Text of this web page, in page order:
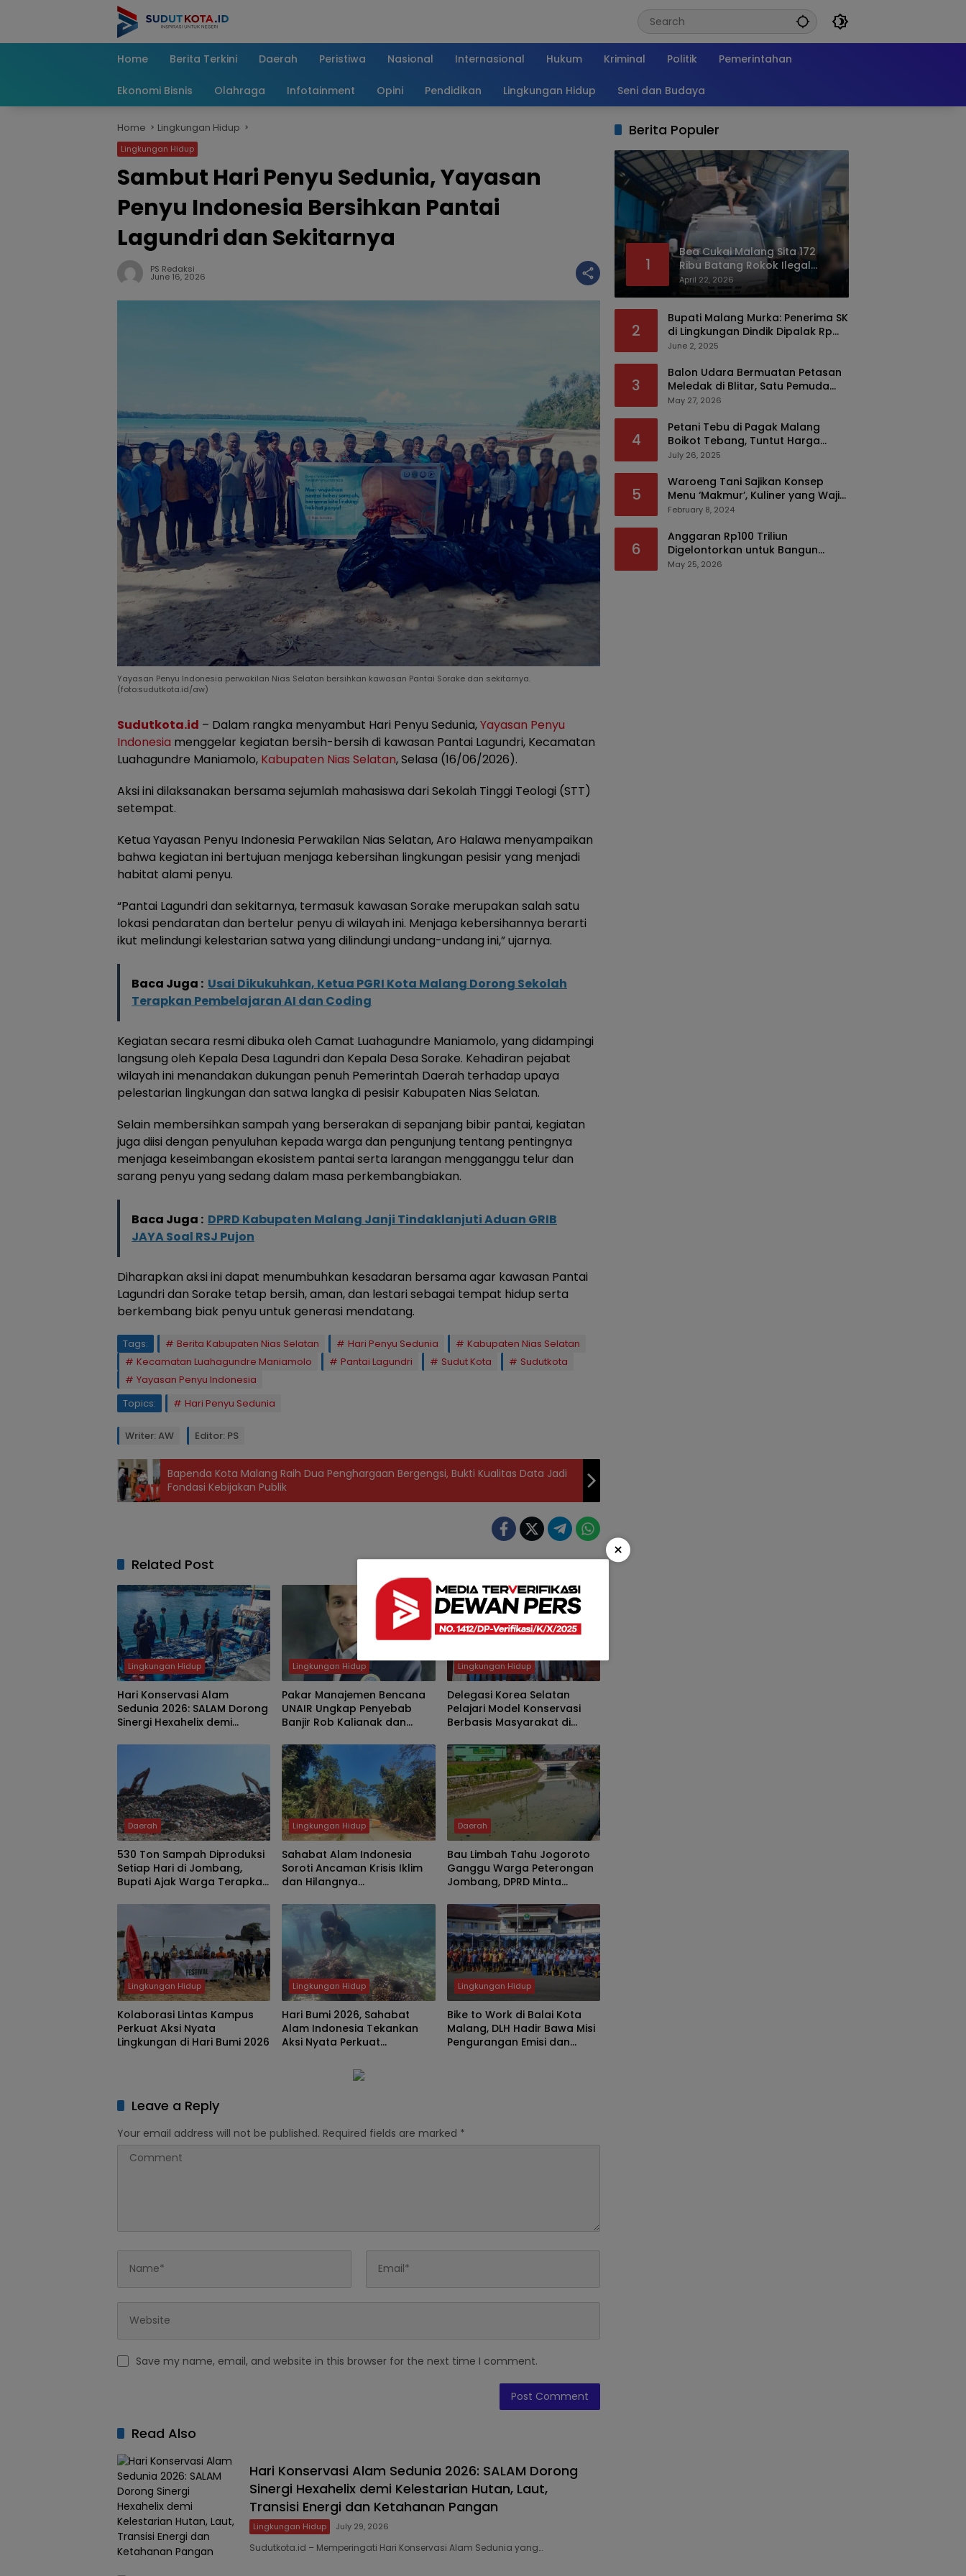
Home
Berita Terkini Daerah Peristiwa Nasional Internasional Hukum Kriminal Politik Pemerintahan
Ekonomi Bisnis Olahraga Infotainment Opini Pendidikan Lingkungan Hidup Seni dan Budaya
Home Lingkungan Hidup
Lingkungan Hidup
Sambut Hari Penyu Sedunia, Yayasan
Penyu Indonesia Bersihkan Pantai
Lagundri dan Sekitarnya
PS Redaksi
June 16, 2026
Yayasan Penyu Indonesia perwakilan Nias Selatan bersihkan kawasan Pantai Sorake dan sekitarnya.
(foto:sudutkota.id/aw)
Sudutkota.id – Dalam rangka menyambut Hari Penyu Sedunia,Yayasan Penyu
Indonesia menggelar kegiatan bersih-bersih di kawasan Pantai Lagundri, Kecamatan
Luahagundre Maniamolo, Kabupaten Nias Selatan, Selasa (16/06/2026).
Aksi ini dilaksanakan bersama sejumlah mahasiswa dari Sekolah Tinggi Teologi (STT)
setempat.
Ketua Yayasan Penyu Indonesia Perwakilan Nias Selatan, Aro Halawa menyampaikan
bahwa kegiatan ini bertujuan menjaga kebersihan lingkungan pesisir yang menjadi
habitat alami penyu.
“Pantai Lagundri dan sekitarnya, termasuk kawasan Sorake merupakan salah satu
lokasi pendaratan dan bertelur penyu di wilayah ini. Menjaga kebersihannya berarti
ikut melindungi kelestarian satwa yang dilindungi undang-undang ini,” ujarnya.
Baca Juga : Usai Dikukuhkan, Ketua PGRI Kota Malang Dorong Sekolah
Terapkan Pembelajaran AI dan Coding
Kegiatan secara resmi dibuka oleh Camat Luahagundre Maniamolo, yang didampingi
langsung oleh Kepala Desa Lagundri dan Kepala Desa Sorake. Kehadiran pejabat
wilayah ini menandakan dukungan penuh Pemerintah Daerah terhadap upaya
pelestarian lingkungan dan satwa langka di pesisir Kabupaten Nias Selatan.
Selain membersihkan sampah yang berserakan di sepanjang bibir pantai, kegiatan
juga diisi dengan penyuluhan kepada warga dan pengunjung tentang pentingnya
menjaga keseimbangan ekosistem pantai serta larangan mengganggu telur dan
sarang penyu yang sedang dalam masa perkembangbiakan.
Baca Juga : DPRD Kabupaten Malang Janji Tindaklanjuti Aduan GRIB
JAYA Soal RSJ Pujon
Diharapkan aksi ini dapat menumbuhkan kesadaran bersama agar kawasan Pantai
Lagundri dan Sorake tetap bersih, aman, dan lestari sebagai tempat hidup serta
berkembang biak penyu untuk generasi mendatang.
Tags: Berita Kabupaten Nias Selatan Hari Penyu Sedunia
Kabupaten Nias Selatan
Kecamatan Luahagundre Maniamolo
Pantai Lagundri Sudut Kota
Sudutkota
Yayasan Penyu Indonesia
Topics:
Hari Penyu Sedunia
Writer: AW Editor: PS
Bapenda Kota Malang Raih Dua Penghargaan Bergengsi, Bukti Kualitas Data Jadi
Fondasi Kebijakan Publik
Related Post
Lingkungan Hidup
Hari Konservasi Alam
Sedunia 2026: SALAM Dorong
Sinergi Hexahelix demi
Transisi Energi dan
Lingkungan Hidup
Pakar Manajemen Bencana
UNAIR Ungkap Penyebab
Banjir Rob Kalianak dan
Lingkungan Hidup
Delegasi Korea Selatan
Pelajari Model Konservasi
Berbasis Masyarakat di
Kolaborasi Indonesia-Korea
Daerah
530 Ton Sampah Diproduksi
Setiap Hari di Jombang,
Bupati Ajak Warga Terapkan
Lingkungan Hidup
Sahabat Alam Indonesia
Soroti Ancaman Krisis Iklim
dan Hilangnya
Malang Raya
Daerah
Bau Limbah Tahu Jogoroto
Ganggu Warga Peterongan
Jombang, DPRD Minta
Lingkungan Hidup
Kolaborasi Lintas Kampus
Perkuat Aksi Nyata
Lingkungan di Hari Bumi 2026
Lingkungan Hidup
Hari Bumi 2026, Sahabat
Alam Indonesia Tekankan
Aksi Nyata Perkuat
Lingkungan Hidup
Bike to Work di Balai Kota
Malang, DLH Hadir Bawa Misi
Pengurangan Emisi dan
Leave a Reply
Your email address will not be published. Required fields are marked *
Save my name, email, and website in this browser for the next time I comment.
Read Also
Hari Konservasi Alam Sedunia 2026: SALAM Dorong
Sinergi Hexahelix demi Kelestarian Hutan, Laut,
Transisi Energi dan Ketahanan Pangan
Lingkungan Hidup July 29, 2026
Sudutkota.id – Memperingati Hari Konservasi Alam Sedunia yang…
Berita Populer
1
Bea Cukai Malang Sita 172
Ribu Batang Rokok Ilegal
Bermodus Kemasan Sabun
April 22, 2026
2
Bupati Malang Murka: Penerima SK
di Lingkungan Dindik Dipalak Rp
150 Ribu Pakai Modus Tumpengan,
June 2, 2025
3
Balon Udara Bermuatan Petasan
Meledak di Blitar, Satu Pemuda
Tewas dan Dua Anak Luka Serius
May 27, 2026
4
Petani Tebu di Pagak Malang
Boikot Tebang, Tuntut Harga
yang Layak
July 26, 2025
5
Waroeng Tani Sajikan Konsep
Menu ‘Makmur’, Kuliner yang Wajib
Dikunjungi di Malang
February 8, 2024
6
Anggaran Rp100 Triliun
Digelontorkan untuk Bangun
Kembali Sumatra, Hunian Korban
May 25, 2026
×